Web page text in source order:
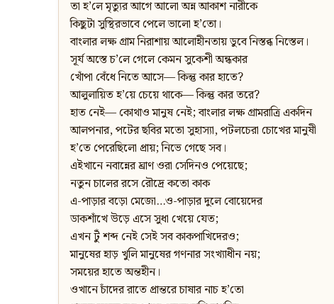
তা হ’লে মৃত্যুর আগে আলো অন্ন আকাশ নারীকে
কিছুটা সুস্থিরভাবে পেলে ভালো হ’তো।
বাংলার লক্ষ গ্রাম নিরাশায় আলোহীনতায় ডুবে নিস্তব্ধ নিস্তেল।
সূর্য অস্তে চ’লে গেলে কেমন সুকেশী অন্ধকার
খোঁপা বেঁধে নিতে আসে— কিন্তু কার হাতে?
আলুলায়িত হ’য়ে চেয়ে থাকে— কিন্তু কার তরে?
হাত নেই— কোথাও মানুষ নেই; বাংলার লক্ষ গ্রামরাত্রি একদিন
আলপনার, পটের ছবির মতো সুহাস্যা, পটলচেরা চোখের মানুষী
হ’তে পেরেছিলো প্রায়; নিভে গেছে সব।
এইখানে নবান্নের ঘ্রাণ ওরা সেদিনও পেয়েছে;
নতুন চালের রসে রৌদ্রে কতো কাক
এ-পাড়ার বড়ো মেজো…ও-পাড়ার দুলে বোয়েদের
ডাকশাঁখে উড়ে এসে সুধা খেয়ে যেত;
এখন টুঁ শব্দ নেই সেই সব কাকপাখিদেরও;
মানুষের হাড় খুলি মানুষের গণনার সংখ্যাধীন নয়;
সময়ের হাতে অন্তহীন।
ওখানে চাঁদের রাতে প্রান্তরে চাষার নাচ হ’তো